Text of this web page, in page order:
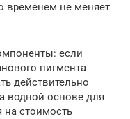
временем не меняет
если
пигмента
действительно
водной основе для
на стоимость